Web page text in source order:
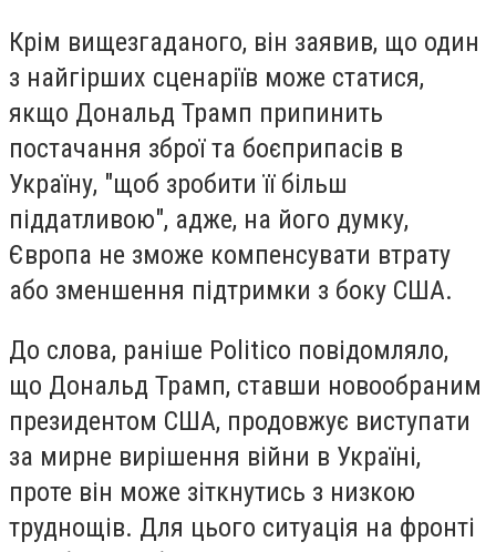
Крім вищезгаданого, він заявив, що один
з найгірших сценаріїв може статися,
якщо Дональд Трамп припинить
постачання зброї та боєприпасів в
Україну, "щоб зробити її більш
піддатливою", адже, на його думку,
Європа не зможе компенсувати втрату
або зменшення підтримки з боку США.
До слова, раніше Politico повідомляло,
що Дональд Трамп, ставши новообраним
президентом США, продовжує виступати
за мирне вирішення війни в Україні,
проте він може зіткнутись з низкою
труднощів. Для цього ситуація на фронті